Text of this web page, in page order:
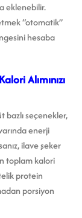
eklenebilir.
“otomatik”
hesaba
Alımınızı
bazlı seçenekler,
enerji
ilave şeker
toplam kalori
protein
porsiyon